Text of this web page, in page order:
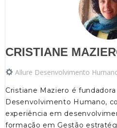
CRISTIANE
Allure Desenvolvimento
Cristiane Maziero é
Desenvolvimento Humano,
experiência em
formação em Gestão